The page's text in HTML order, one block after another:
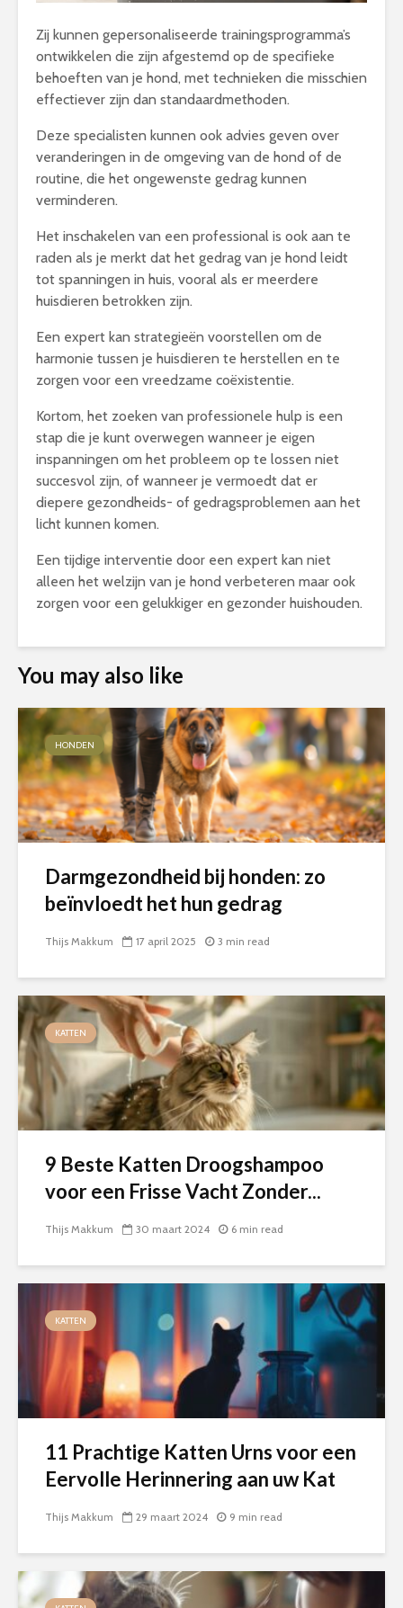
Zij kunnen gepersonaliseerde trainingsprogramma’s
ontwikkelen die zijn afgestemd op de specifieke
behoeften van je hond, met technieken die misschien
effectiever zijn dan standaardmethoden.
Deze specialisten kunnen ook advies geven over
veranderingen in de omgeving van de hond of de
routine, die het ongewenste gedrag kunnen
verminderen.
Het inschakelen van een professional is ook aan te
raden als je merkt dat het gedrag van je hond leidt
tot spanningen in huis, vooral als er meerdere
huisdieren betrokken zijn.
Een expert kan strategieën voorstellen om de
harmonie tussen je huisdieren te herstellen en te
zorgen voor een vreedzame coëxistentie.
Kortom, het zoeken van professionele hulp is een
stap die je kunt overwegen wanneer je eigen
inspanningen om het probleem op te lossen niet
succesvol zijn, of wanneer je vermoedt dat er
diepere gezondheids- of gedragsproblemen aan het
licht kunnen komen.
Een tijdige interventie door een expert kan niet
alleen het welzijn van je hond verbeteren maar ook
zorgen voor een gelukkiger en gezonder huishouden.
You may also like
HONDEN
Darmgezondheid bij honden: zo
beïnvloedt het hun gedrag
Thijs Makkum 17 april 2025 3 min read
KATTEN
9 Beste Katten Droogshampoo
voor een Frisse Vacht Zonder...
Thijs Makkum 30 maart 2024 6 min read
KATTEN
11 Prachtige Katten Urns voor een
Eervolle Herinnering aan uw Kat
Thijs Makkum 29 maart 2024 9 min read